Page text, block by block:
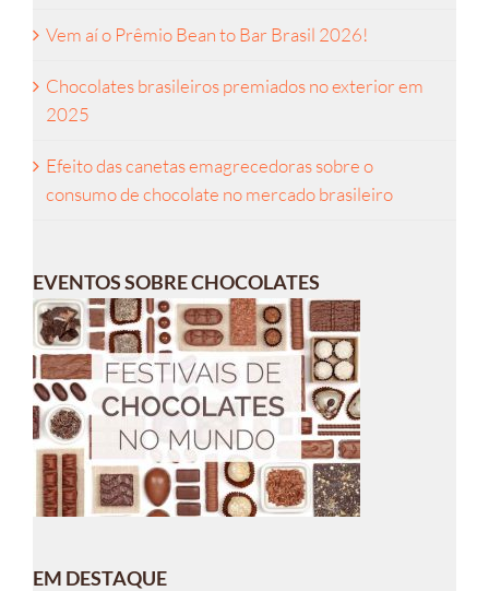
Vem aí o Prêmio Bean to Bar Brasil 2026!
Chocolates brasileiros premiados no exterior em
2025
Efeito das canetas emagrecedoras sobre o
consumo de chocolate no mercado brasileiro
EVENTOS SOBRE CHOCOLATES
EM DESTAQUE